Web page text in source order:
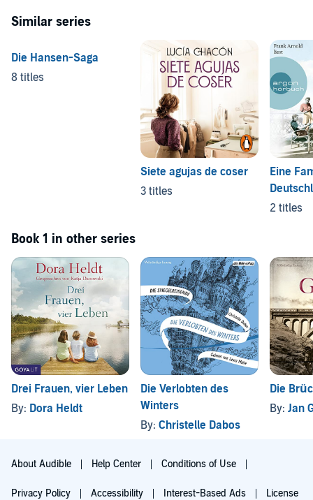
Similar series
Die Hansen-Saga
8 titles
Siete agujas de coser
3 titles
Eine
2 titles
Book 1 in other series
Drei Frauen, vier Leben
By: Dora Heldt
Die Verlobten des
Winters
By: Christelle Dabos
Die
By: Jan
About Audible Help Center Conditions of Use
Privacy Policy Accessibility Interest-Based Ads License